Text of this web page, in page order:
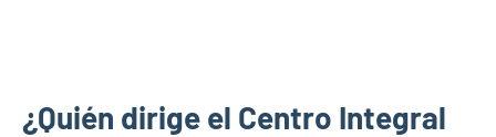
¿Quién dirige el Centro Integral